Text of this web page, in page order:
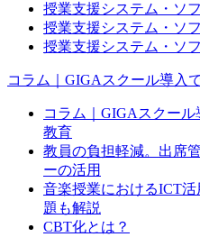
授業支援システム・ソ
授業支援システム・ソ
授業支援システム・ソ
コラム｜GIGAスクール導入
コラム｜GIGAスクー
教育
教員の負担軽減。出席
ーの活用
音楽授業におけるICT
題も解説
CBT化とは？